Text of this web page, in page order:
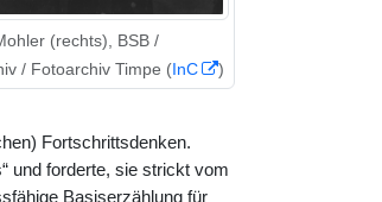
(rechts), BSB /
/ Fotoarchiv Timpe (InC )
Fortschrittsdenken.
und forderte, sie strickt vom
Basiserzählung für